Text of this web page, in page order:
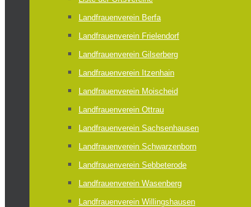
Landfrauenverein Berfa
Landfrauenverein Frielendorf
Landfrauenverein Gilserberg
Landfrauenverein Itzenhain
Landfrauenverein Moischeid
Landfrauenverein Ottrau
Landfrauenverein Sachsenhausen
Landfrauenverein Schwarzenborn
Landfrauenverein Sebbeterode
Landfrauenverein Wasenberg
Landfrauenverein Willingshausen